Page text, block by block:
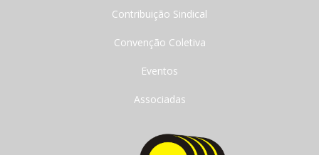
Contribuição Sindical
Convenção Coletiva
Eventos
Associadas